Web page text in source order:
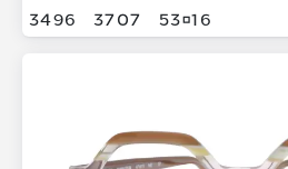
3496 3707 5316